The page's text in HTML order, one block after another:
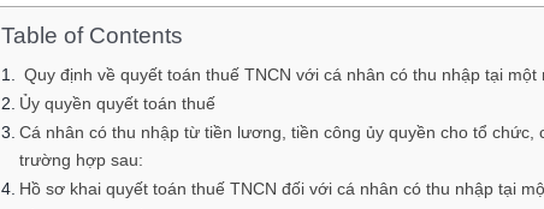
Table of Contents
Quy định về quyết toán thuế TNCN với cá nhân có thu nhập tại một
Ủy quyền quyết toán thuế
Cá nhân có thu nhập từ tiền lương, tiền công ủy quyền cho tổ
trường hợp sau:
Hồ sơ khai quyết toán thuế TNCN đối với cá nhân có thu nhập tại